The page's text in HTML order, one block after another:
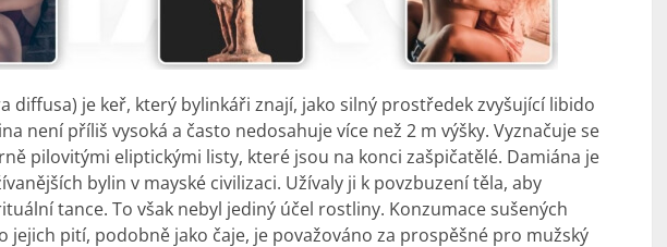
diffusa) je keř, který bylinkáři znají, jako silný prostředek zvyšující libido
není příliš vysoká a často nedosahuje více než 2 m výšky. Vyznačuje se
pilovitými eliptickými listy, které jsou na konci zašpičatělé. Damiána je
bylin v mayské civilizaci. Užívaly ji k povzbuzení těla, aby
tance. To však nebyl jediný účel rostliny. Konzumace sušených
jejich pití, podobně jako čaje, je považováno za prospěšné pro mužský